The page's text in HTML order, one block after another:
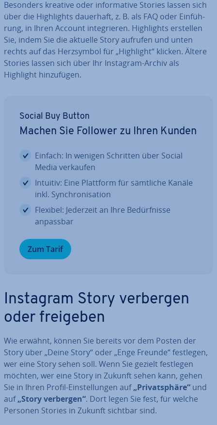
Besonders kreative oder in­for­ma­ti­ve Stories lassen sich
über die High­lights dauerhaft, z. B. als FAQ oder Ein­füh­
rung, in Ihren Account in­te­grie­ren. High­lights erstellen
Sie, indem Sie die aktuelle Story aufrufen und unten
rechts auf das Herz­sym­bol für „Highlight“ klicken. Ältere
Stories lassen sich über Ihr Instagram-Archiv als
Highlight hin­zu­fü­gen.
Social Buy Button
Machen Sie Follower zu Ihren Kunden
Einfach: In wenigen Schritten über Social
Media verkaufen
Intuitiv: Eine Plattform für sämtliche Kanäle
inkl. Syn­chro­ni­sa­ti­on
Flexibel: Jederzeit an Ihre Be­dürf­nis­se
anpassbar
Zum Tarif
Instagram Story verbergen
oder freigeben
Wie erwähnt, können Sie bereits vor dem Posten der
Story über „Deine Story“ oder „Enge Freunde“ festlegen,
wer eine Story sehen soll. Wenn Sie gezielt festlegen
möchten, wer eine Story in Zukunft sehen kann, gehen
Sie in Ihren Profil-Ein­stel­lun­gen auf„Pri­vat­sphä­re“ und
auf„Story verbergen“. Dort legen Sie fest, für welche
Personen Stories in Zukunft sichtbar sind.